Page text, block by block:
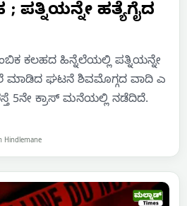
ಪತ್ನಿಯನ್ನೇ ಹತ್ಯೆಗೈದ
ಕಲಹದ ಹಿನ್ನೆಲೆಯಲ್ಲಿ ಪತ್ನಿಯನ್ನೇ
ಮಾಡಿದ ಘಟನೆ ಶಿವಮೊಗ್ಗದ ವಾದಿ ಎ
5ನೇ ಕ್ರಾಸ್ ಮನೆಯಲ್ಲಿ ನಡೆದಿದೆ.
Hindlemane